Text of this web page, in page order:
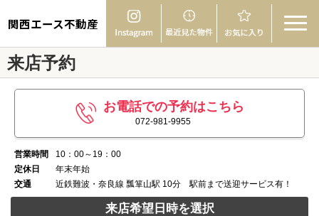
関西エース不動産
来店予約
お電話での予約はこちら
072-981-9955
営業時間
10：00～19：00
定休日
年末年始
交通
近鉄難波・奈良線 瓢箪山駅 10分 駅前まで送迎サービス有！
来店希望日時を選択